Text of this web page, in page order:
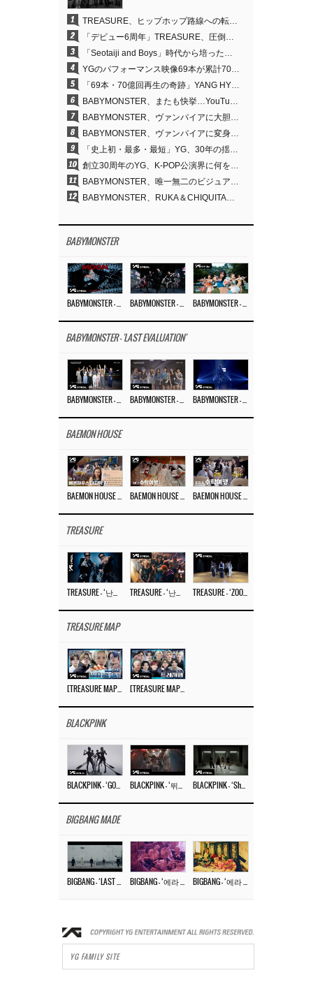
1 TREASURE、ヒップホップ路線への転換が的中…デビュー6周年でさらなる飛躍
2 「デビュー6周年」TREASURE、圧倒的な実力で証明した「YGの宝」の真価
3 「Seotaiji and Boys」時代から培ったダンスDNA…YANG HYUN SUK、YGのパフォーマンスビデオ70億回再生の原点
4 YGのパフォーマンス映像69本が累計70億回再生…YANG HYUN SUKの制作哲学が実を結ぶ
5 「69本・70億回再生の奇跡」YANG HYUN SUK、YGのパフォーマンスビデオを100％自ら手掛けた理由
6 BABYMONSTER、またも快挙…YouTubeワールドワイドトレンドで1位に
7 BABYMONSTER、ヴァンパイアに大胆変身…YouTubeトレンド1位を獲得
8 BABYMONSTER、ヴァンパイアに変身…「MOON」で3か月にわたるプロジェクトを締めくくる
9 「史上初・最多・最短」YG、30年の揺るぎない信念が切り開いたK-POPツアーの新境地
10 創立30周年のYG、K-POP公演界に何を残したのか
11 BABYMONSTER、唯一無二のビジュアルと圧倒的な表現力…『MOON』
12 BABYMONSTER、RUKA＆CHIQUITAの「MOON」ビジュアルを公開…洗練されたカリスマ性・ユニークなビジュアル
BABYMONSTER
BABYMONSTER - 'LAST EVALUATION'
BAEMON HOUSE
TREASURE
TREASURE MAP
BLACKPINK
BIGBANG MADE
YG FAMILY SITE